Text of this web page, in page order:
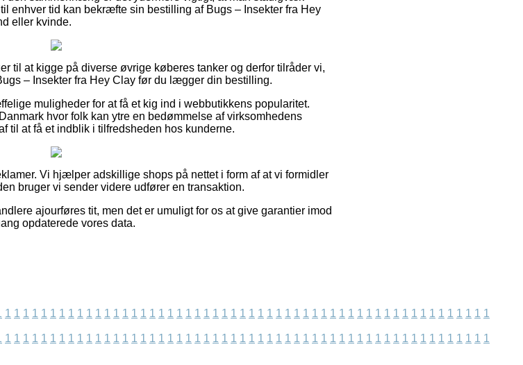
enhver tid kan bekræfte sin bestilling af Bugs – Insekter fra Hey
eller kvinde.
til at kigge på diverse øvrige køberes tanker og derfor tilråder vi,
– Insekter fra Hey Clay før du lægger din bestilling.
muligheder for at få et kig ind i webbutikkens popularitet.
hvor folk kan ytre en bedømmelse af virksomhedens
til at få et indblik i tilfredsheden hos kunderne.
Vi hjælper adskillige shops på nettet i form af at vi formidler
bruger vi sender videre udfører en transaktion.
ajourføres tit, men det er umuligt for os at give garantier imod
opdaterede vores data.
1 1 1 1 1 1 1 1 1 1 1 1 1 1 1 1 1 1 1 1 1 1 1 1 1 1 1 1 1 1 1 1 1 1 1 1 1 1 1 1 1 1 1 1 1 1 1 1 1 1 1 1 1 1
1 1 1 1 1 1 1 1 1 1 1 1 1 1 1 1 1 1 1 1 1 1 1 1 1 1 1 1 1 1 1 1 1 1 1 1 1 1 1 1 1 1 1 1 1 1 1 1 1 1 1 1 1 1